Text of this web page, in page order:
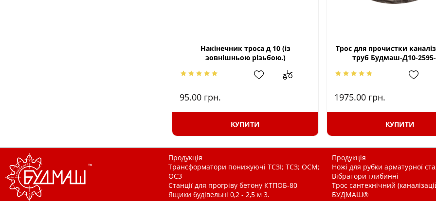
Накінечник троса д 10 (із
зовнішньою різьбою.)
95.00 грн.
КУПИТИ
Трос для прочистки
труб Будмаш-Д10-
1975.00 грн.
КУПИТИ
Продукція
Трансформатори понижуючі ТСЗІ; ТСЗ; ОСМ;
ОСЗ
Станції для прогріву бетону КТПОБ-80
Ящики будівельні 0,2 - 2,5 м 3.
Продукція
Ножі для рубки арматурної
Вібратори глибинні
Трос сантехнічний
БУДМАШ®